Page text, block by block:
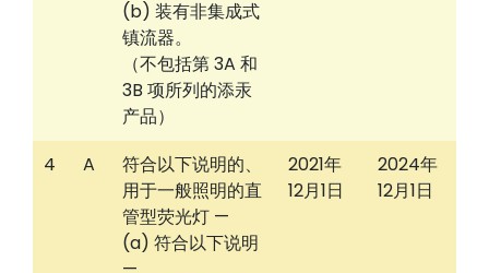
(b) 装有非集成式
镇流器。
（不包括第 3A 和
3B 项所列的添汞
产品）
4 A
符合以下说明的、
用于一般照明的直
管型荧光灯 —
(a) 符合以下说明
2021年
12月1日
2024年
12月1日